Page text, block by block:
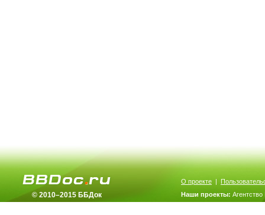
© 2010–2015 ББДок
О проекте |
Наши проекты: